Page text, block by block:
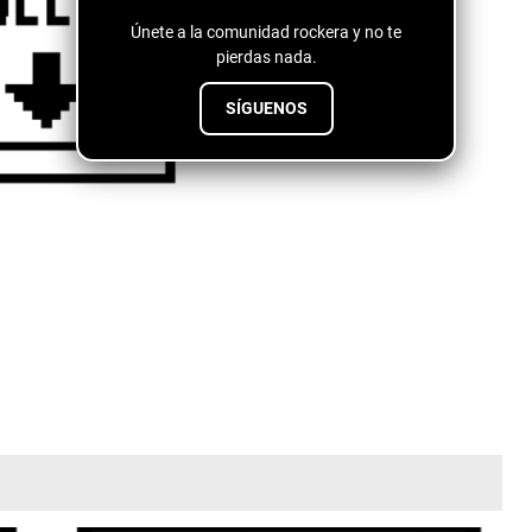
Únete a la comunidad rockera y no te
pierdas nada.
SÍGUENOS